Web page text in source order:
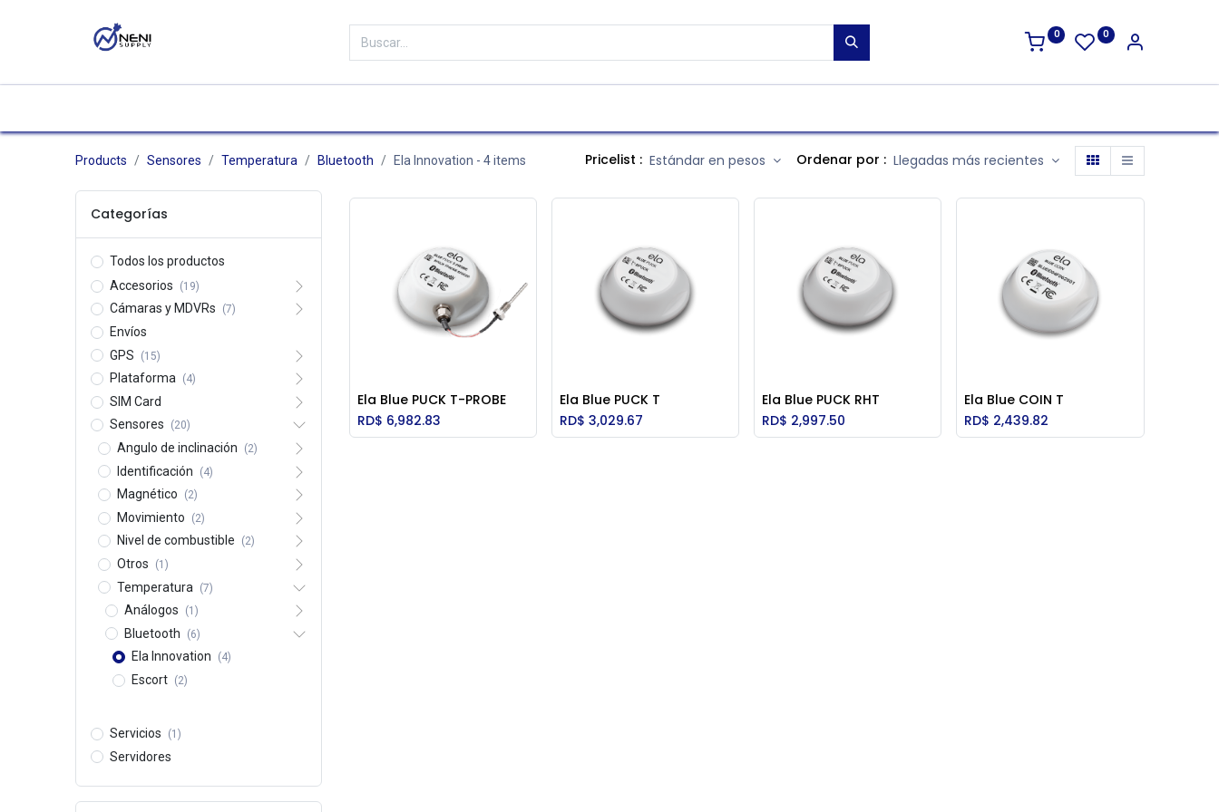
0 0
Products Sensores Temperatura Bluetooth Ela Innovation - 4 items Pricelist : Estándar en pesos Ordenar por : Llegadas más recientes
Categorías
Todos los productos
Accesorios
(19)
Cámaras y MDVRs (7)
Envíos
GPS
(15)
Plataforma (4)
SIM Card
Sensores
(20)
Angulo de inclinación (2)
Identificación (4)
Magnético (2)
Movimiento (2)
Nivel de combustible (2)
Otros (1)
Temperatura (7)
Análogos (1)
Bluetooth (6)
Ela Innovation (4)
Escort (2)
Servicios (1)
Servidores
Add to Cart
Ela Blue PUCK T-PROBE
RD$ 6,982.83
Add to Cart
Ela Blue PUCK T
RD$ 3,029.67
Add to Cart
Ela Blue PUCK RHT
RD$ 2,997.50
Add to Cart
Ela Blue COIN T
RD$ 2,439.82